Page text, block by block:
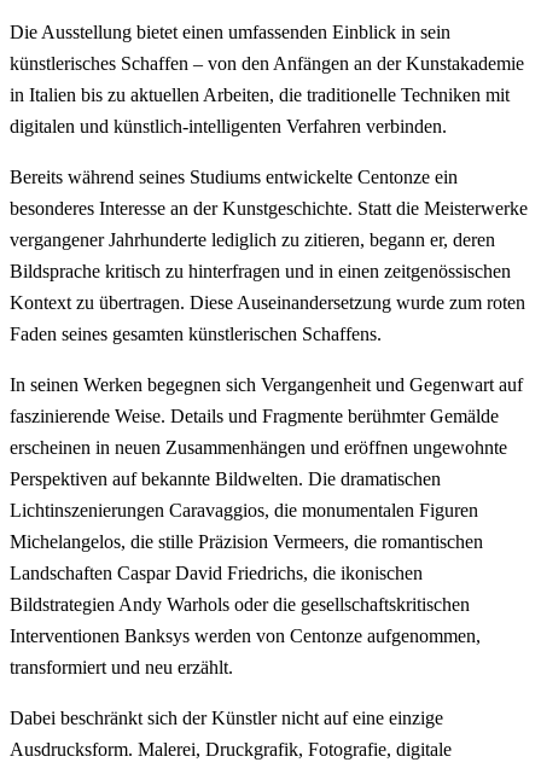
Die Ausstellung bietet einen umfassenden Einblick in sein
künstlerisches Schaffen – von den Anfängen an der Kunstakademie
in Italien bis zu aktuellen Arbeiten, die traditionelle Techniken mit
digitalen und künstlich-intelligenten Verfahren verbinden.
Bereits während seines Studiums entwickelte Centonze ein
besonderes Interesse an der Kunstgeschichte. Statt die Meisterwerke
vergangener Jahrhunderte lediglich zu zitieren, begann er, deren
Bildsprache kritisch zu hinterfragen und in einen zeitgenössischen
Kontext zu übertragen. Diese Auseinandersetzung wurde zum roten
Faden seines gesamten künstlerischen Schaffens.
In seinen Werken begegnen sich Vergangenheit und Gegenwart auf
faszinierende Weise. Details und Fragmente berühmter Gemälde
erscheinen in neuen Zusammenhängen und eröffnen ungewohnte
Perspektiven auf bekannte Bildwelten. Die dramatischen
Lichtinszenierungen Caravaggios, die monumentalen Figuren
Michelangelos, die stille Präzision Vermeers, die romantischen
Landschaften Caspar David Friedrichs, die ikonischen
Bildstrategien Andy Warhols oder die gesellschaftskritischen
Interventionen Banksys werden von Centonze aufgenommen,
transformiert und neu erzählt.
Dabei beschränkt sich der Künstler nicht auf eine einzige
Ausdrucksform. Malerei, Druckgrafik, Fotografie, digitale